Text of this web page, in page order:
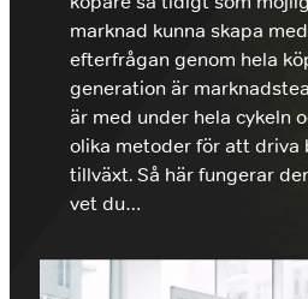
Vi rekryterar marknadens
Rekrytering
Vi rekryterar marknadens
inom B2B.
Vi hyr ut säljarna som tar er
När ni behöver identifiera
nyckelspelare inom
ledning
Interim
När ni behöver
tidsbegränsad period
Hyr en Säljare
När ni vill hyra in en säljare
Om Closers
Kontakt
+46 (0)8 410 22 670
info@closers.se
marknad kunna skapa
efterfrågan genom hela
generation är
är med under hela cykeln
olika metoder för att driva
tillväxt. Så här fungerar
vet du…